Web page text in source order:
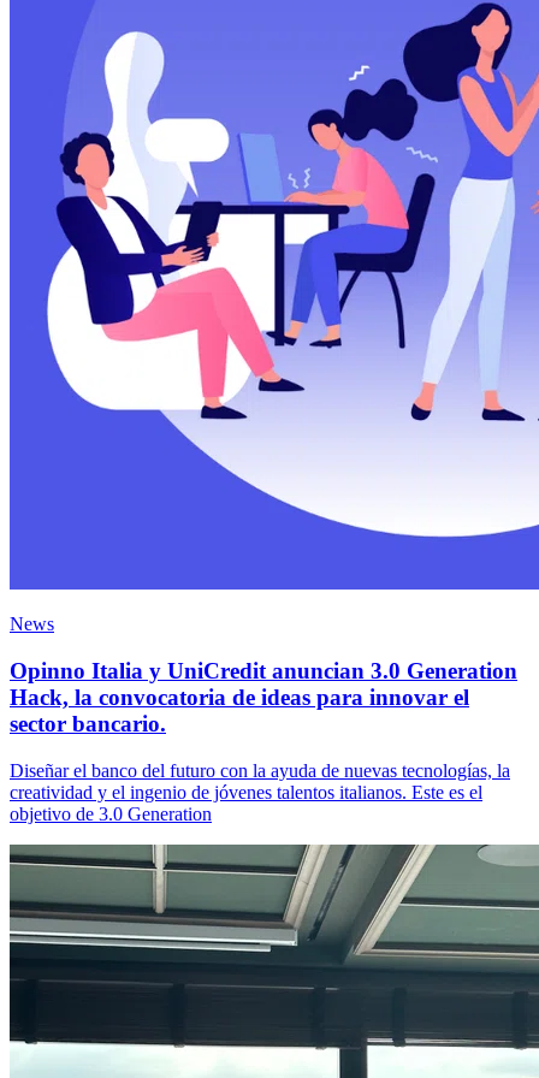
News
Opinno Italia y UniCredit anuncian 3.0 Generation
Hack, la convocatoria de ideas para innovar el
sector bancario.
Diseñar el banco del futuro con la ayuda de nuevas tecnologías, la
creatividad y el ingenio de jóvenes talentos italianos. Este es el
objetivo de 3.0 Generation